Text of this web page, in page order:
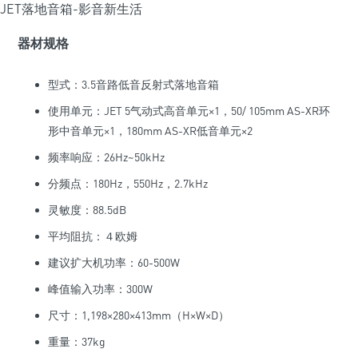
器材规格
型式：3.5音路低音反射式落地音箱
使用单元：JET 5气动式高音单元×1，50/ 105mm AS-XR环
形中音单元×1，180mm AS-XR低音单元×2
频率响应：26Hz~50kHz
分频点：180Hz，550Hz，2.7kHz
灵敏度：88.5dB
平均阻抗：４欧姆
建议扩大机功率：60-500W
峰值输入功率：300W
尺寸：1,198×280×413mm（H×W×D）
重量：37kg